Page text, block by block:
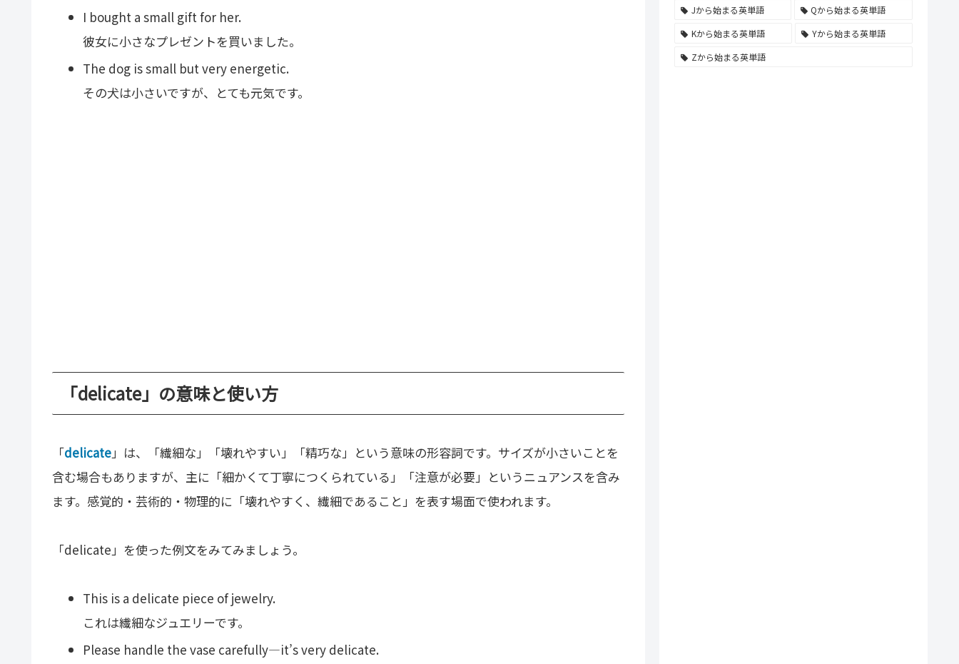
I bought a small gift for her.
彼女に小さなプレゼントを買いました。
The dog is small but very energetic.
その犬は小さいですが、とても元気です。
「delicate」の意味と使い方
「delicate」は、「繊細な」「壊れやすい」「精巧な」という意味の形容詞です。サイズが小さいことを
含む場合もありますが、主に「細かくて丁寧につくられている」「注意が必要」というニュアンスを含み
ます。感覚的・芸術的・物理的に「壊れやすく、繊細であること」を表す場面で使われます。
「delicate」を使った例文をみてみましょう。
This is a delicate piece of jewelry.
これは繊細なジュエリーです。
Please handle the vase carefully—it’s very delicate.
Jから始まる英単語
Qから始まる英単語
Kから始まる英単語
Yから始まる英単語
Zから始まる英単語